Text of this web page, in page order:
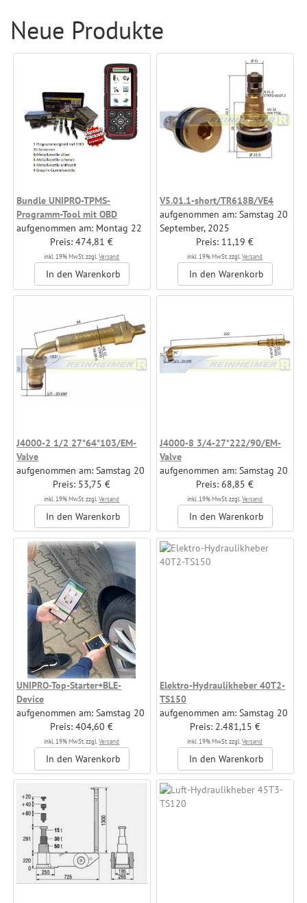
Neue Produkte
Bundle UNIPRO-TPMS-
Programm-Tool mit OBD
aufgenommen am: Montag 22
September, 2025
Hersteller: Reinheimer GmbH &
Preis: 474,81 €
inkl. 19% MwSt. zzgl.Versand
In den Warenkorb
V5.01.1-short/TR618B/VE4
aufgenommen am: Samstag 20
September, 2025
Hersteller: Reinheimer GmbH &
Preis: 11,19 €
inkl. 19% MwSt. zzgl.Versand
In den Warenkorb
J4000-2 1/2 27*64*103/EM-
Valve
aufgenommen am: Samstag 20
September, 2025
Hersteller: Reinheimer GmbH &
Preis: 53,75 €
inkl. 19% MwSt. zzgl.Versand
In den Warenkorb
J4000-8 3/4-27*222/90/EM-
Valve
aufgenommen am: Samstag 20
September, 2025
Hersteller: Reinheimer GmbH &
Preis: 68,85 €
inkl. 19% MwSt. zzgl.Versand
In den Warenkorb
UNIPRO-Top-Starter+BLE-
Device
aufgenommen am: Samstag 20
September, 2025
Hersteller: Reinheimer GmbH &
Preis: 404,60 €
inkl. 19% MwSt. zzgl.Versand
In den Warenkorb
Elektro-Hydraulikheber 40T2-
TS150
aufgenommen am: Samstag 20
September, 2025
Hersteller: Reinheimer GmbH &
Preis: 2.481,15 €
inkl. 19% MwSt. zzgl.Versand
In den Warenkorb